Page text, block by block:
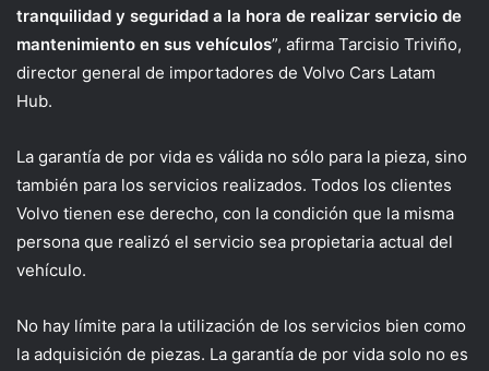
tranquilidad y seguridad a la hora de realizar servicio de
mantenimiento en sus vehículos”, afirma Tarcisio Triviño,
director general de importadores de Volvo Cars Latam
Hub.
La garantía de por vida es válida no sólo para la pieza, sino
también para los servicios realizados. Todos los clientes
Volvo tienen ese derecho, con la condición que la misma
persona que realizó el servicio sea propietaria actual del
vehículo.
No hay límite para la utilización de los servicios bien como
la adquisición de piezas. La garantía de por vida solo no es